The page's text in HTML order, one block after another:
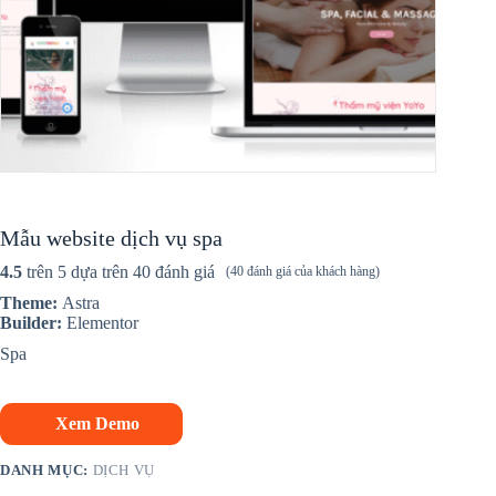
Mẫu website dịch vụ spa
4.5 trên 5 dựa trên 40 đánh giá (40 đánh giá của khách hàng)
Theme: Astra
Builder: Elementor
Spa
Xem Demo
DANH MỤC: DỊCH VỤ